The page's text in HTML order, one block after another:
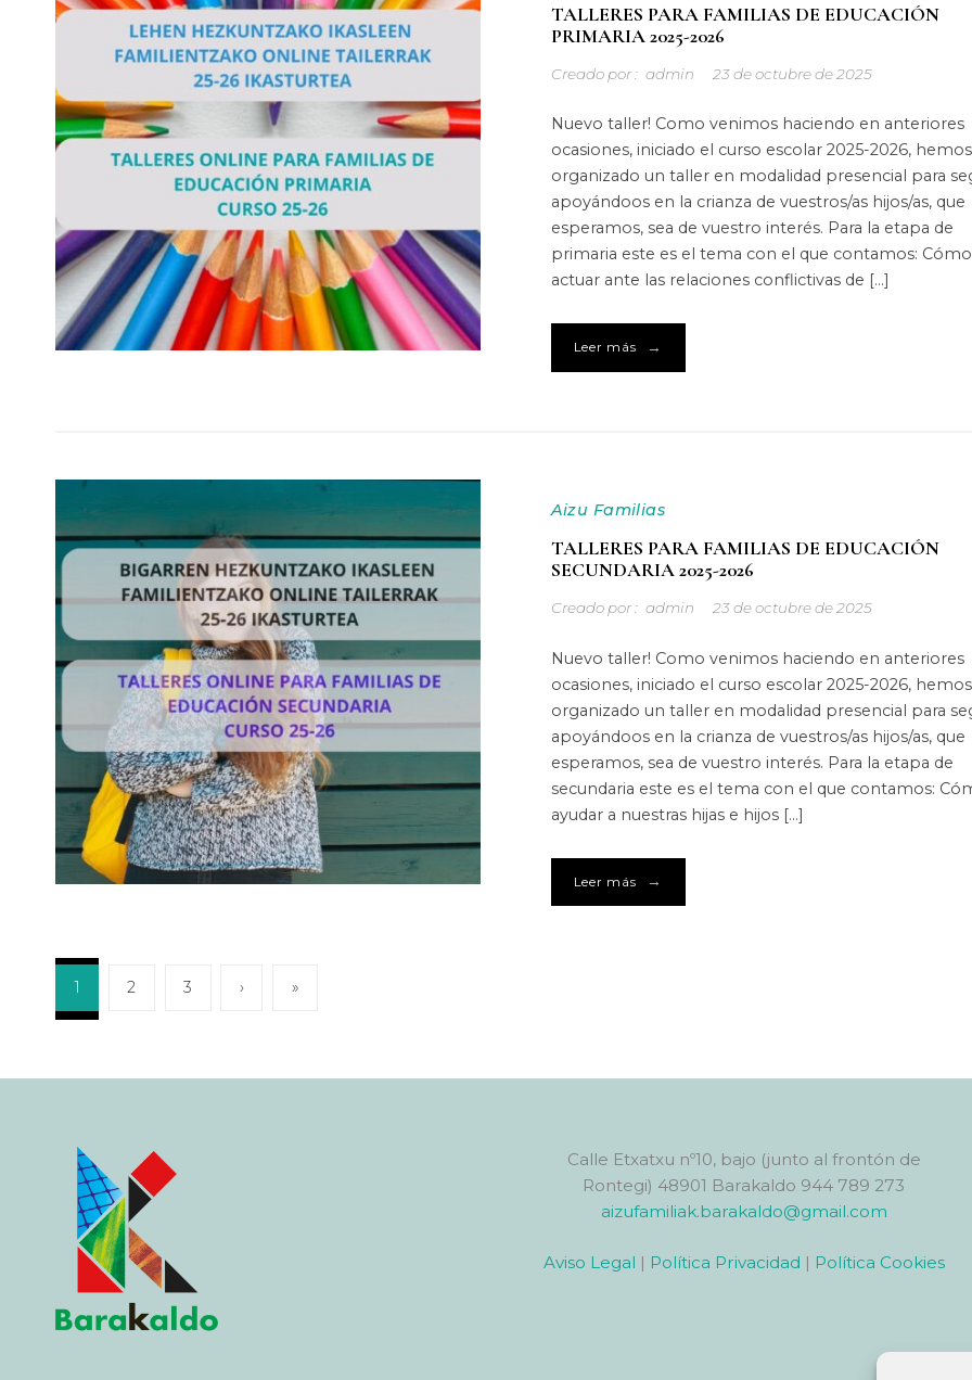
TALLERES PARA FAMILIAS DE EDUCACIÓN
PRIMARIA 2025-2026
Creado por : admin 23 de octubre de 2025
Nuevo taller! Como venimos haciendo en anteriores
ocasiones, iniciado el curso escolar 2025-2026, hemos
organizado un taller en modalidad presencial para
apoyándoos en la crianza de vuestros/as hijos/as, que
esperamos, sea de vuestro interés. Para la etapa de
primaria este es el tema con el que contamos: Cómo
actuar ante las relaciones conflictivas de […]
Leer más →
Aizu Familias
TALLERES PARA FAMILIAS DE EDUCACIÓN
SECUNDARIA 2025-2026
Creado por : admin 23 de octubre de 2025
Nuevo taller! Como venimos haciendo en anteriores
ocasiones, iniciado el curso escolar 2025-2026, hemos
organizado un taller en modalidad presencial para
apoyándoos en la crianza de vuestros/as hijos/as, que
esperamos, sea de vuestro interés. Para la etapa de
secundaria este es el tema con el que contamos:
ayudar a nuestras hijas e hijos […]
Leer más →
1 2 3 › »
Calle Etxatxu nº10, bajo (junto al frontón de
Rontegi) 48901 Barakaldo 944 789 273
aizufamiliak.barakaldo@gmail.com
Aviso Legal | Política Privacidad | Política Cookies